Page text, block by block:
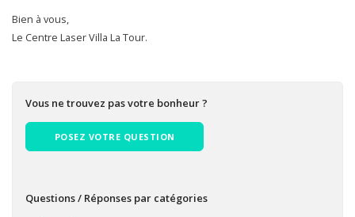
Bien à vous,
Le Centre Laser Villa La Tour.
Vous ne trouvez pas votre bonheur ?
POSEZ VOTRE QUESTION
Questions / Réponses par catégories